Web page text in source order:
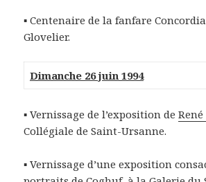
▪ Centenaire de la fanfare
Glovelier.
Dimanche 26 juin 1994
▪ Vernissage de l’exposition de
Collégiale de Saint-Ursanne.
▪ Vernissage d’une exposition